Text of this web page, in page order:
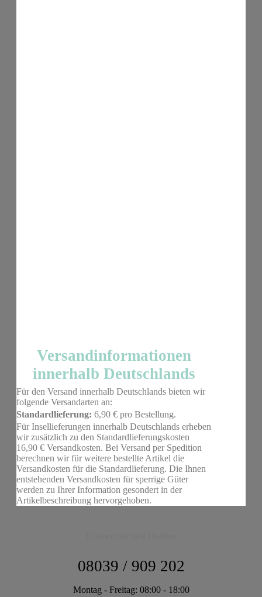
Versandinformationen
innerhalb Deutschlands
Für den Versand innerhalb Deutschlands bieten wir
folgende Versandarten an:
Standardlieferung: 6,90 € pro Bestellung.
Für Insellieferungen innerhalb Deutschlands erheben
wir zusätzlich zu den Standardlieferungskosten
16,90 € Versandkosten. Bei Versand per Spedition
berechnen wir für weitere bestellte Artikel die
Versandkosten für die Standardlieferung. Die Ihnen
entstehenden Versandkosten für sperrige Güter
werden zu Ihrer Information gesondert in der
Artikelbeschreibung hervorgehoben.
08039 / 909 202
Montag - Freitag: 08:00 - 18:00